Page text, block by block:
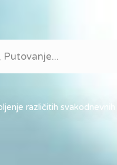
različitih svakodnevnih